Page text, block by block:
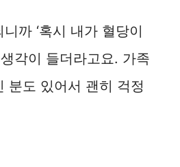
까 ‘혹시 내가 혈당이
각이 들더라고요. 가족
분도 있어서 괜히 걱정